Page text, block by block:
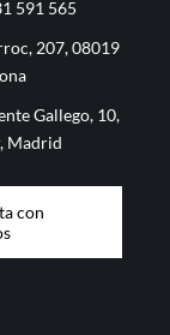
591 565
207, 08019
Gallego, 10,
Madrid
con